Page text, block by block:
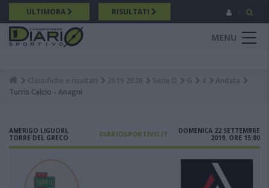
Salta
al
contenuto
principale
ULTIMORA RISULTATI
MENU
Breadcrumb
Classifiche e risultati 2019 2020 Serie D G 4
Andata
Turris Calcio - Anagni
AMERIGO LIGUORI,
TORRE DEL GRECO
DIARIOSPORTIVO.IT
DOMENICA 22 SETTEMBRE
2019, ORE 15:00